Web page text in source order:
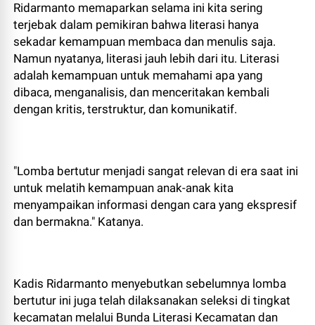
Ridarmanto memaparkan selama ini kita sering
terjebak dalam pemikiran bahwa literasi hanya
sekadar kemampuan membaca dan menulis saja.
Namun nyatanya, literasi jauh lebih dari itu. Literasi
adalah kemampuan untuk memahami apa yang
dibaca, menganalisis, dan menceritakan kembali
dengan kritis, terstruktur, dan komunikatif.
"Lomba bertutur menjadi sangat relevan di era saat ini
untuk melatih kemampuan anak-anak kita
menyampaikan informasi dengan cara yang ekspresif
dan bermakna." Katanya.
Kadis Ridarmanto menyebutkan sebelumnya lomba
bertutur ini juga telah dilaksanakan seleksi di tingkat
kecamatan melalui Bunda Literasi Kecamatan dan